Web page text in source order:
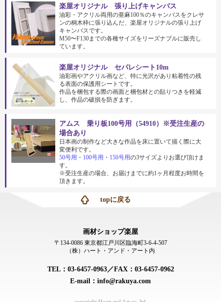
楽屋オリジナル 張り上げキャンバス
油彩・アクリル両用の亜麻100％のキャンバスをクレサ
ンの桐木枠に張り込んだ、楽屋オリジナルの張り上げ
キャンバスです。
M50〜F130までの各種サイズをリーズナブルに販売し
ています。
楽屋オリジナル セパレシート10m
油彩画やアクリル画など、特に光沢があり粘着性の残
る表面の保護用シートです。
作品を梱包する際の画面と梱包材との貼りつきを軽減
し、作品の破損を防ぎます。
アムス 乗り板100号用（54910）※受注生産の
場合あり
日本画の制作など大きな作品を床に置いて描く際に大
変便利です。
50号用 ・ 100号用 ・ 150号用の3サイズよりお選び頂けま
す。
※受注生産の場合、お届けまでに約1ヶ月程度お時間を
頂きます。
topに戻る
画材ショップ楽屋
〒134-0086 東京都江戸川区臨海町3-6-4-507
（株）ハート・アンド・アート内
TEL：03-6457-0963／FAX：03-6457-0962
E-mail：info@rakuya.com